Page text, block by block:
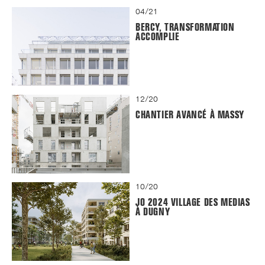
04/21
BERCY, TRANSFORMATION
ACCOMPLIE
12/20
CHANTIER AVANCÉ À MASSY
10/20
JO 2024 VILLAGE DES MEDIAS
À DUGNY